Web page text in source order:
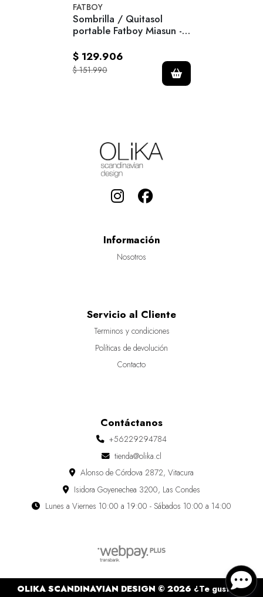
FATBOY
Sombrilla / Quitasol
portable Fatboy Miasun -
$ 129.906
$ 151.990
Información
Nosotros
Servicio al Cliente
Terminos y condiciones
Políticas de devolución
Contacto
Contáctanos
+56229294784
tienda@olika.cl
Alonso de Córdova 2872, Vitacura
Isidora Goyenechea 3200, Las Condes
Lunes a Viernes 10:00 a 19:00 - Sábados 10:00 a 14:00
OLIKA SCANDINAVIAN DESIGN © 2026 ¿Te gusta mi